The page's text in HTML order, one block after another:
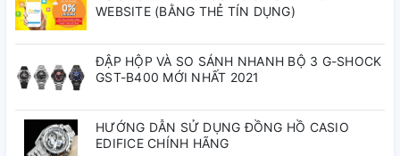
Khoảng đếm ngược: 24 giờ
Khoảng cài đặt thời gian bắt đầu đếm ngược: 1 phút đến 24 giờ
(gia số 1 phút và gia số 1 giờ)
3 báo thức hàng ngày (với 1 báo thức báo lại)
Tín hiệu thời gian hàng giờ
Toàn bộ lịch tự động (đến năm 2099)
Định dạng 12/24 giờ
WEBSITE (BẰNG THẺ TÍN DỤNG)
ĐẬP HỘP VÀ SO SÁNH NHANH BỘ 3 G-SHOCK
GST-B400 MỚI NHẤT 2021
HƯỚNG DẪN SỬ DỤNG ĐỒNG HỒ CASIO
EDIFICE CHÍNH HÃNG